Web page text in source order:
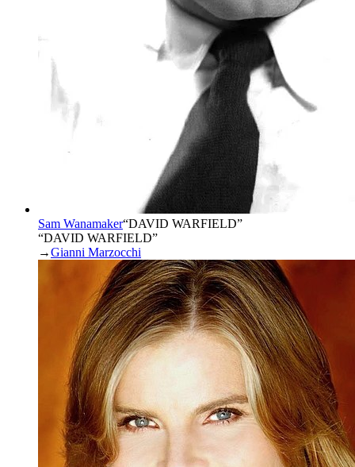
Sam Wanamaker“DAVID WARFIELD”
“DAVID WARFIELD”
→Gianni Marzocchi